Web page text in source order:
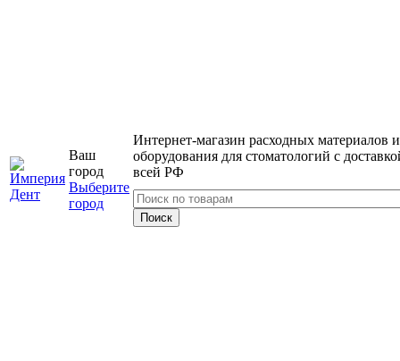
Ваш
город
Выберите
город
Интернет-магазин расходных материалов и
оборудования для стоматологий с
всей РФ